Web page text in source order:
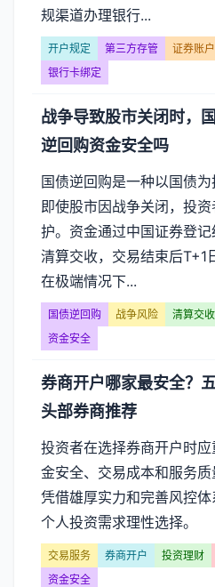
规渠道办理银行...
开户规定 第三方存管 证券账户
银行卡绑定
战争导致股市关闭时，
逆回购资金安全吗
国债逆回购是一种以国债为
即使股市因战争关闭，投
护。资金通过中国证券登
清算交收，交易结束后T+1
在极端情况下...
国债逆回购 战争风险 清算交收
资金安全
券商开户哪家最安全？
头部券商推荐
投资者在选择券商开户时
金安全、交易成本和服务
凭借雄厚实力和完善风控
个人投资需求理性选择。
交易服务 券商开户 投资理财
资金安全